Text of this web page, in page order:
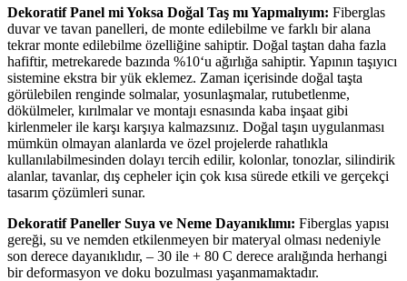
Dekoratif Panel mi Yoksa Doğal Taş mı Yapmalıyım: Fiberglas
duvar ve tavan panelleri, de monte edilebilme ve farklı bir alana
tekrar monte edilebilme özelliğine sahiptir. Doğal taştan daha fazla
hafiftir, metrekarede bazında %10‘u ağırlığa sahiptir. Yapının taşıyıcı
sistemine ekstra bir yük eklemez. Zaman içerisinde doğal taşta
görülebilen renginde solmalar, yosunlaşmalar, rutubetlenme,
dökülmeler, kırılmalar ve montajı esnasında kaba inşaat gibi
kirlenmeler ile karşı karşıya kalmazsınız. Doğal taşın uygulanması
mümkün olmayan alanlarda ve özel projelerde rahatlıkla
kullanılabilmesinden dolayı tercih edilir, kolonlar, tonozlar, silindirik
alanlar, tavanlar, dış cepheler için çok kısa sürede etkili ve gerçekçi
tasarım çözümleri sunar.
Dekoratif Paneller Suya ve Neme Dayanıklımı: Fiberglas yapısı
gereği, su ve nemden etkilenmeyen bir materyal olması nedeniyle
son derece dayanıklıdır, – 30 ile + 80 C derece aralığında herhangi
bir deformasyon ve doku bozulması yaşanmamaktadır.